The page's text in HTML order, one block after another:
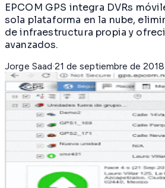
EPCOM GPS integra DVRs
sola plataforma en la nube,
de infraestructura propia y
avanzados.
Jorge Saad·21 de septiembre de 2018